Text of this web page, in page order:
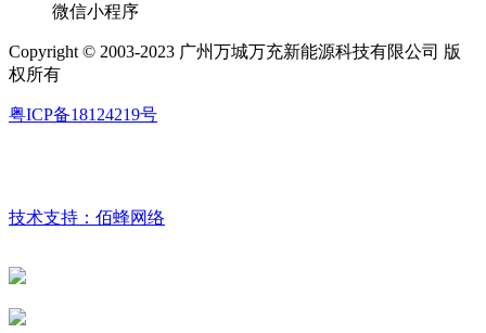
微信小程序
Copyright © 2003-2023 广州万城万充新能源科技有限公司 版
权所有
粤ICP备18124219号
技术支持：佰蜂网络